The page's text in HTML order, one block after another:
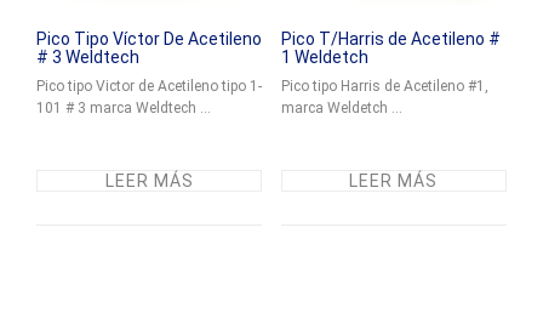
Pico Tipo Víctor De Acetileno
# 3 Weldtech
Pico tipo Victor de Acetileno tipo 1-
101 # 3 marca Weldtech ...
LEER MÁS
Pico T/Harris de Acetileno #
1 Weldetch
Pico tipo Harris de Acetileno #1,
marca Weldetch ...
LEER MÁS